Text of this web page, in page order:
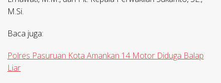
M.Si.
Baca juga:
Polres Pasuruan Kota Amankan 14 Motor Diduga Balap
Liar